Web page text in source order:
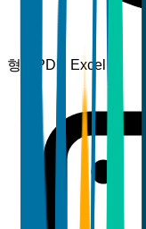
형식 PDF, Excel